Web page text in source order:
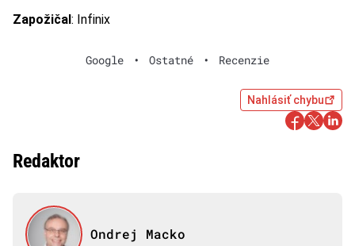
Zapožičal: Infinix
Google • Ostatné • Recenzie
Nahlásiť chybu
Redaktor
Ondrej Macko